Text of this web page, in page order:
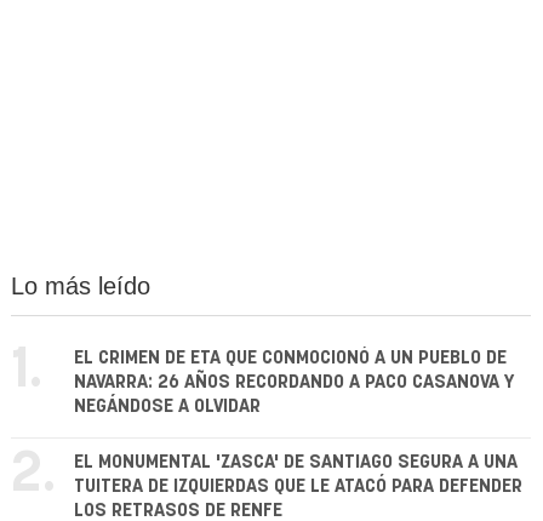
Lo más leído
1.
EL CRIMEN DE ETA QUE CONMOCIONÓ A UN PUEBLO DE
NAVARRA: 26 AÑOS RECORDANDO A PACO CASANOVA Y
NEGÁNDOSE A OLVIDAR
2.
EL MONUMENTAL 'ZASCA' DE SANTIAGO SEGURA A UNA
TUITERA DE IZQUIERDAS QUE LE ATACÓ PARA DEFENDER
LOS RETRASOS DE RENFE